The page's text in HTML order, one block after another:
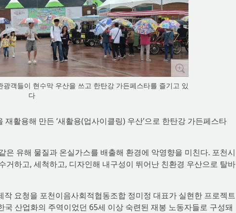
객들이 현수막 우산을 쓰고 한탄강 가든페스타를 즐기고 있
다
활용해 만든 ‘새활용(업사이클링) 우산’으로 한탄강 가든페스타
유해 물질과 온실가스를 배출해 환경에 악영향을 미친다. 포천시
거하고, 세척하고, 디자인해 내구성이 뛰어난 친환경 우산으로 탈바
요청을 포천이음사회적협동조합 정미정 대표가 실현한 프로젝트
산업화의 주역이었던 65세 이상 숙련된 재봉 노동자들로 구성돼